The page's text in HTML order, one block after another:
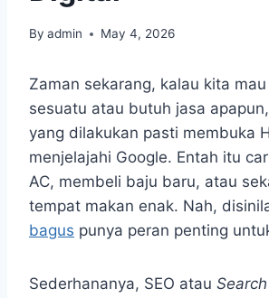
By admin May 4, 2026
Zaman sekarang, kalau kita
sesuatu atau butuh jasa
yang dilakukan pasti membuka
menjelajahi Google. Entah itu
AC, membeli baju baru, atau
tempat makan enak. Nah,
bagus punya peran penting
Sederhananya, SEO atau